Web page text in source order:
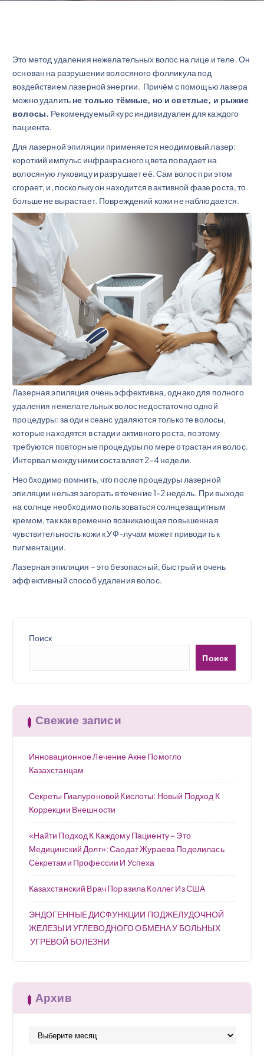
Это метод удаления нежелательных волос на лице и теле. Он
основан на разрушении волосяного фолликула под
воздействием лазерной энергии. Причём с помощью лазера
можно удалитьне только тёмные, но и светлые, и рыжие
волосы. Рекомендуемый курс индивидуален для каждого
пациента.
Для лазерной эпиляции применяется неодимовый лазер:
короткий импульс инфракрасного цвета попадает на
волосяную луковицу и разрушает её. Сам волос при этом
сгорает, и, поскольку он находится в активной фазе роста, то
больше не вырастает. Повреждений кожи не наблюдается.
Лазерная эпиляция очень эффективна, однако для полного
удаления нежелательных волос недостаточно одной
процедуры: за один сеанс удаляются только те волосы,
которые находятся в стадии активного роста, поэтому
требуются повторные процедуры по мере отрастания волос.
Интервал между ними составляет 2-4 недели.
Необходимо помнить, что после процедуры лазерной
эпиляции нельзя загорать в течение 1-2 недель. При выходе
на солнце необходимо пользоваться солнцезащитным
кремом, так как временно возникающая повышенная
чувствительность кожи к УФ-лучам может приводить к
пигментации.
Лазерная эпиляция – это безопасный, быстрый и очень
эффективный способ удаления волос.
Поиск
Поиск
Свежие записи
Инновационное Лечение Акне Помогло
Казахстанцам
Секреты Гиалуроновой Кислоты: Новый Подход К
Коррекции Внешности
«Найти Подход К Каждому Пациенту – Это
Медицинский Долг»: Саодат Жураева Поделилась
Секретами Профессии И Успеха
Казахстанский Врач Поразила Коллег Из США
ЭНДОГЕННЫЕ ДИСФУНКЦИИ ПОДЖЕЛУДОЧНОЙ
ЖЕЛЕЗЫ И УГЛЕВОДНОГО ОБМЕНА У БОЛЬНЫХ
УГРЕВОЙ БОЛЕЗНИ
Архив